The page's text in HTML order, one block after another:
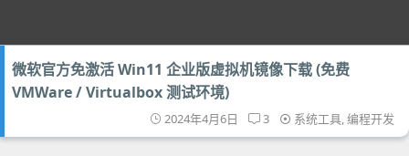
微软官方免激活 Win11 企业版虚拟机镜像下载 (免费
VMWare / Virtualbox 测试环境)
2024年4月6日 3 系统工具,编程开发